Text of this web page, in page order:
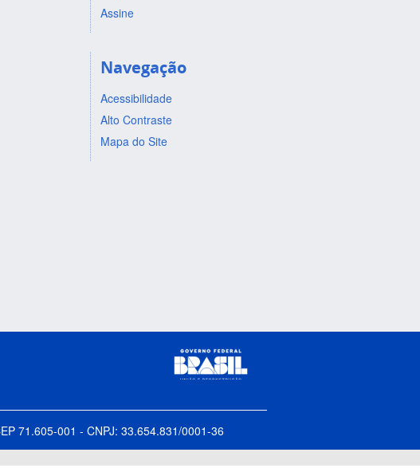
Assine
Navegação
Acessibilidade
Alto Contraste
Mapa do Site
71.605-001 - CNPJ: 33.654.831/0001-36